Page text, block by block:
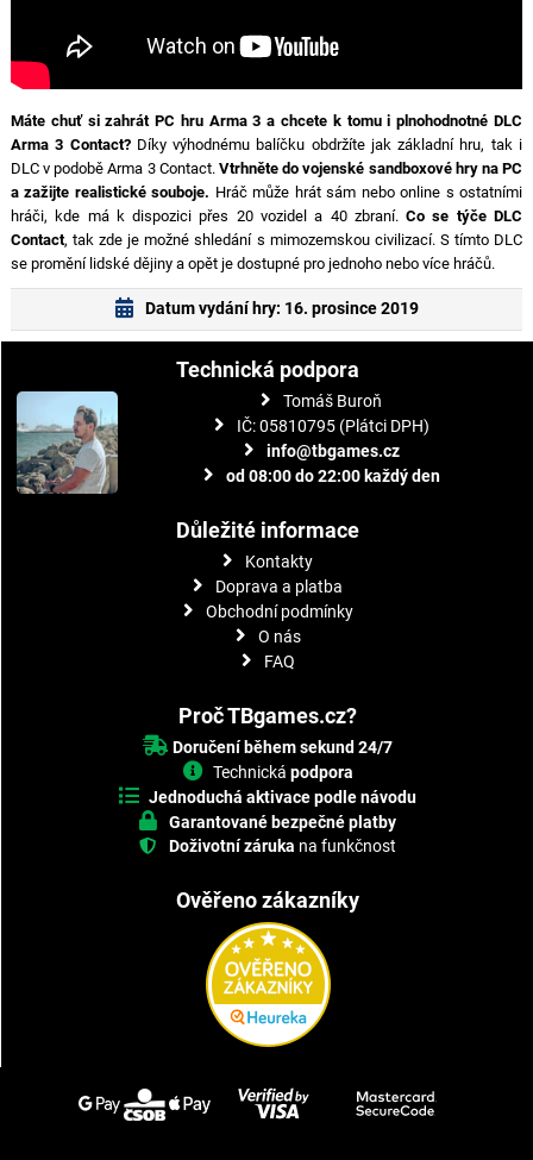
Máte chuť si zahrát PC hru Arma 3 a chcete k tomu i plnohodnotné DLC
Arma 3 Contact?Díky výhodnému balíčku obdržíte jak základní hru, tak i
DLC v podobě Arma 3 Contact. Vtrhněte do vojenské sandboxové hry na PC
a zažijte realistické souboje. Hráč může hrát sám nebo online s ostatními
hráči, kde má k dispozici přes 20 vozidel a 40 zbraní.Co se týče DLC
Contact, tak zde je možné shledání s mimozemskou civilizací. S tímto DLC
se promění lidské dějiny a opět je dostupné pro jednoho nebo více hráčů.
Datum vydání hry: 16. prosince 2019
Technická podpora
Tomáš Buroň
IČ: 05810795 (Plátci DPH)
info@tbgames.cz
od 08:00 do 22:00 každý den
Důležité informace
Kontakty
Doprava a platba
Obchodní podmínky
O nás
FAQ
Proč TBgames.cz?
Doručení během sekund 24/7
Technická podpora
Jednoduchá aktivace podle návodu
Garantované bezpečné platby
Doživotní záruka na funkčnost
Ověřeno zákazníky